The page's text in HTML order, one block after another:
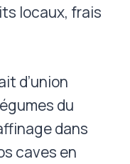
locaux, frais
d’union
du
dans
caves en